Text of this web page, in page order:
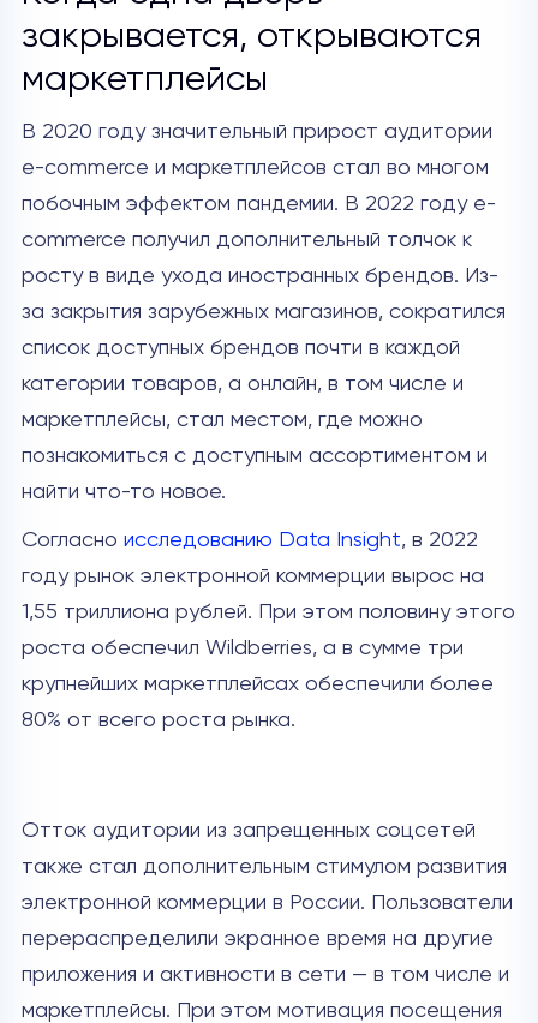
закрывается, открываются
маркетплейсы
В 2020 году значительный прирост аудитории
e-commerce и маркетплейсов стал во многом
побочным эффектом пандемии. В 2022 году e-
commerce получил дополнительный толчок к
росту в виде ухода иностранных брендов. Из-
за закрытия зарубежных магазинов, сократился
список доступных брендов почти в каждой
категории товаров, а онлайн, в том числе и
маркетплейсы, стал местом, где можно
познакомиться с доступным ассортиментом и
найти что-то новое.
Согласно исследованию Data Insight, в 2022
году рынок электронной коммерции вырос на
1,55 триллиона рублей. При этом половину этого
роста обеспечил Wildberries, а в сумме три
крупнейших маркетплейсах обеспечили более
80% от всего роста рынка.
Отток аудитории из запрещенных соцсетей
также стал дополнительным стимулом развития
электронной коммерции в России. Пользователи
перераспределили экранное время на другие
приложения и активности в сети — в том числе и
маркетплейсы. При этом мотивация посещения